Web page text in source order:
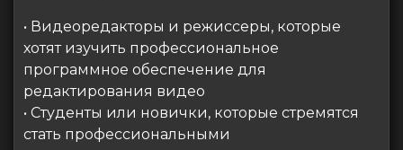
• Видеоредакторы и режиссеры, которые
хотят изучить профессиональное
программное обеспечение для
редактирования видео
• Студенты или новички, которые стремятся
стать профессиональными